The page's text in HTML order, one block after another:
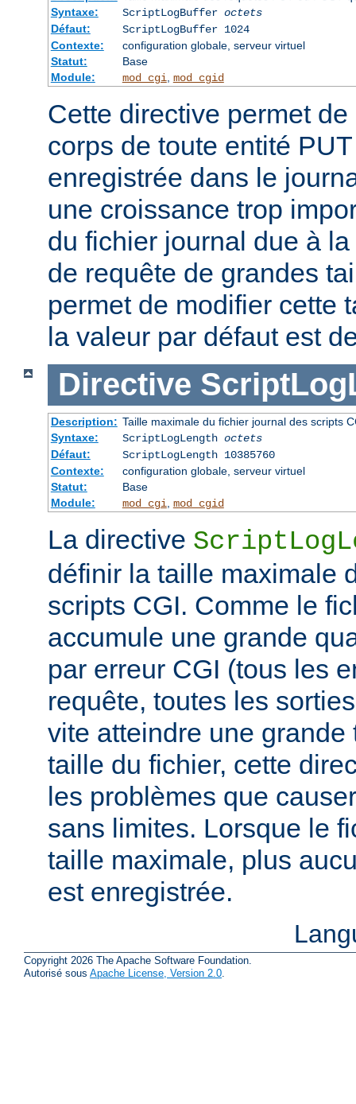
Syntaxe:
ScriptLogBuffer octets
Défaut:
ScriptLogBuffer 1024
Contexte:
configuration globale, serveur virtuel
Statut:
Base
Module:
mod_cgi mod_cgid
Cette directive permet
corps de toute entité
enregistrée dans le
une croissance trop
du fichier journal due à
de requête de grandes
permet de modifier cette
la valeur par défaut est
Directive
Description: Taille maximale du fichier journal des scripts
Syntaxe:
ScriptLogLength octets
Défaut:
ScriptLogLength 10385760
Contexte:
configuration globale, serveur virtuel
Statut:
Base
Module:
mod_cgi mod_cgid
La directive
définir la taille maximale
scripts CGI. Comme le
accumule une grande
par erreur CGI (tous les
requête, toutes les
vite atteindre une
taille du fichier, cette
les problèmes que
sans limites. Lorsque le
taille maximale, plus
est enregistrée.
Copyright 2026 The Apache Software Foundation.
Autorisé sous Apache License, Version 2.0.